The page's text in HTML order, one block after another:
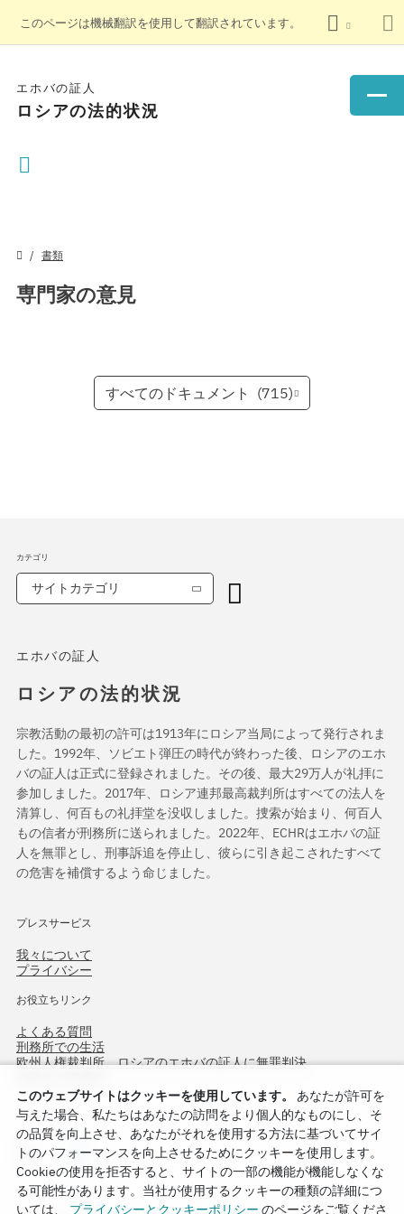
このページは機械翻訳を使用して翻訳されています。
エホバの証人
ロシアの法的状況
書類
専門家の意見
すべてのドキュメント (715)
エホバの証人
ロシアの法的状況
宗教活動の最初の許可は1913年にロシア当局によって発行されま
した。1992年、ソビエト弾圧の時代が終わった後、ロシアのエホ
バの証人は正式に登録されました。その後、最大29万人が礼拝に
参加しました。2017年、ロシア連邦最高裁判所はすべての法人を
清算し、何百もの礼拝堂を没収しました。捜索が始まり、何百人
もの信者が刑務所に送られました。2022年、ECHRはエホバの証
人を無罪とし、刑事訴追を停止し、彼らに引き起こされたすべて
の危害を補償するよう命じました。
プレスサービス
我々について
プライバシー
お役立ちリンク
よくある質問
刑務所での生活
欧州人権裁判所、ロシアのエホバの証人に無罪判決
カテゴリ
サイトカテゴリ
このウェブサイトはクッキーを使用しています。
あなたが許可を
与えた場合、私たちはあなたの訪問をより個人的なものにし、そ
の品質を向上させ、あなたがそれを使用する方法に基づいてサイ
トのパフォーマンスを向上させるためにクッキーを使用します。
Cookieの使用を拒否すると、サイトの一部の機能が機能しなくな
る可能性があります。当社が使用するクッキーの種類の詳細につ
いては、 プライバシーとクッキーポリシー のページをご覧くださ